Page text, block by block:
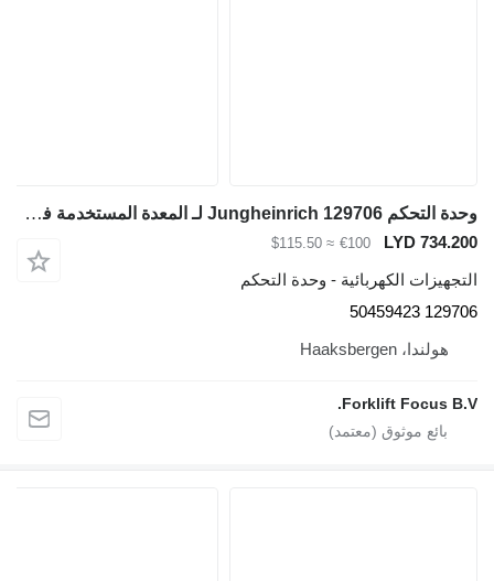
وحدة التحكم Jungheinrich 129706 لـ المعدة المستخدمة في المستودع Jungheinrich EJE116
LYD 734.200
€100
≈ $115.50
التجهيزات الكهربائية - وحدة التحكم
129706 50459423
هولندا، Haaksbergen
Forklift Focus B.V.